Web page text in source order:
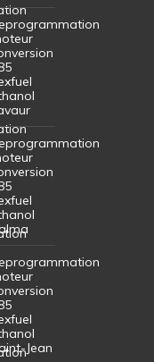
Jean